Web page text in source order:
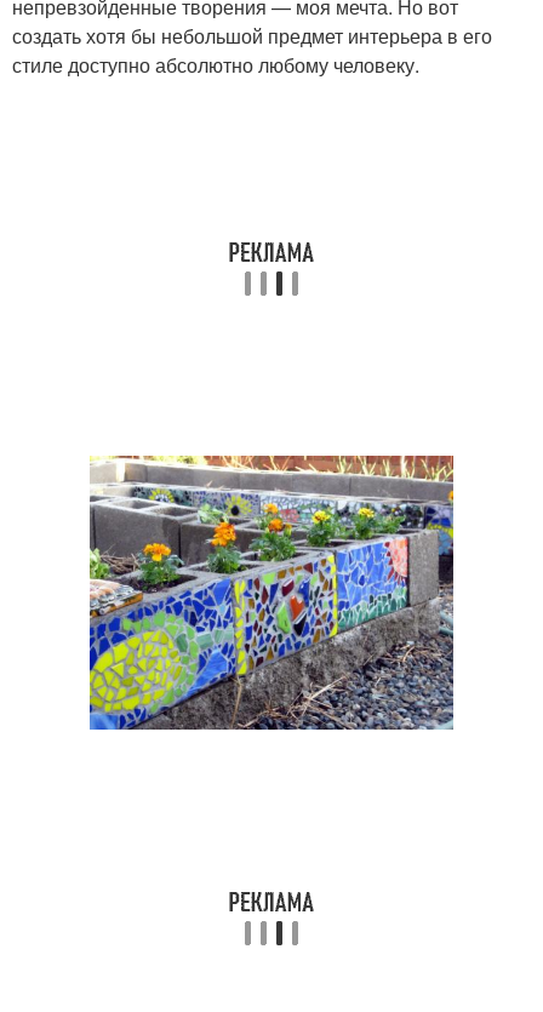
непревзойденные творения — моя мечта. Но вот
создать хотя бы небольшой предмет интерьера в его
стиле доступно абсолютно любому человеку.